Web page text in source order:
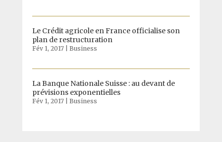
Le Crédit agricole en France officialise son
plan de restructuration
Fév 1, 2017| Business
La Banque Nationale Suisse : au devant de
prévisions exponentielles
Fév 1, 2017| Business